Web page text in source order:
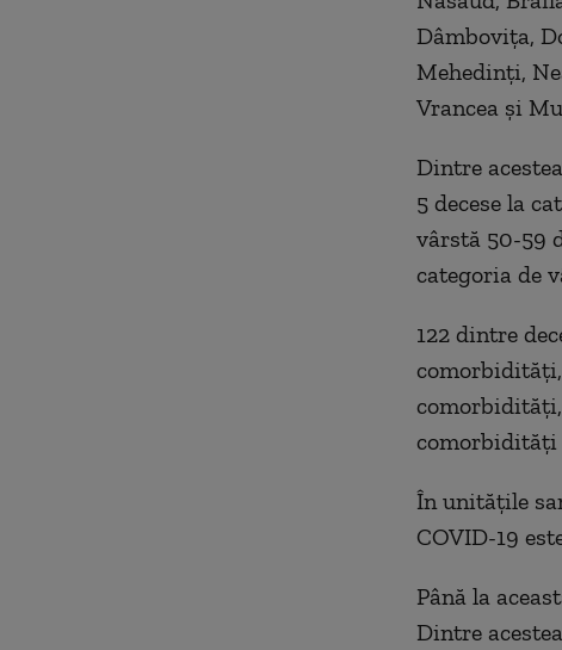
Dâmbovița,
Mehedinți,
Vrancea și
Dintre
5 decese la
vârstă 50-59
categoria de
122 dintre
comorbidități
În unitățile
COVID-19
Până la
Dintre